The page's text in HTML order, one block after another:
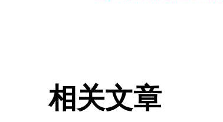
相关文章